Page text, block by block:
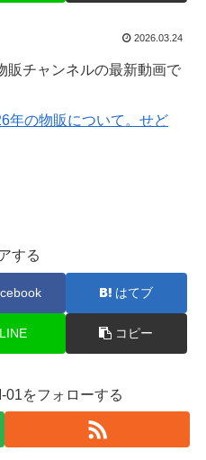
2026.03.24
販チャンネルの最新動画で
年の物販について。せど
する
はてブ
LINE コピー
01をフォローする